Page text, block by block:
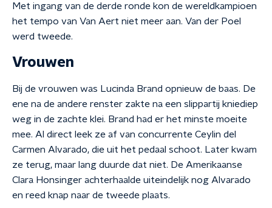
Met ingang van de derde ronde kon de wereldkampioen
het tempo van Van Aert niet meer aan. Van der Poel
werd tweede.
Vrouwen
Bij de vrouwen was Lucinda Brand opnieuw de baas. De
ene na de andere renster zakte na een slippartij kniediep
weg in de zachte klei. Brand had er het minste moeite
mee. Al direct leek ze af van concurrente Ceylin del
Carmen Alvarado, die uit het pedaal schoot. Later kwam
ze terug, maar lang duurde dat niet. De Amerikaanse
Clara Honsinger achterhaalde uiteindelijk nog Alvarado
en reed knap naar de tweede plaats.